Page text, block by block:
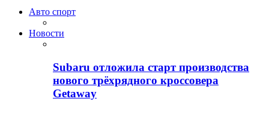
Авто спорт
Новости
Subaru отложила старт производства
нового трёхрядного кроссовера
Getaway